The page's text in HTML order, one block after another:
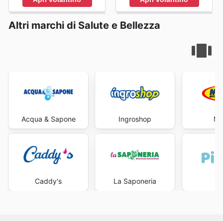
Altri marchi di Salute e Bellezza
Acqua & Sapone
Caddy's
Ingroshop
La Saponeria